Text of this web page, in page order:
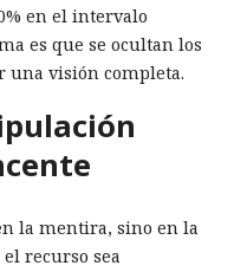
en el intervalo
es que se ocultan los
una visión completa.
la mentira, sino en la
recurso sea